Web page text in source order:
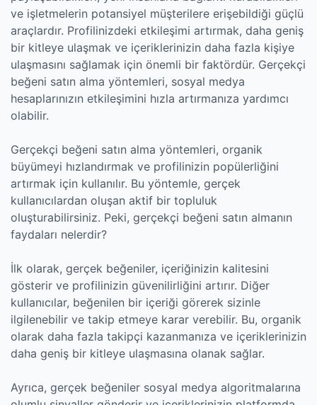
ve işletmelerin potansiyel müşterilere erişebildiği güçlü
araçlardır. Profilinizdeki etkileşimi artırmak, daha geniş
bir kitleye ulaşmak ve içeriklerinizin daha fazla kişiye
ulaşmasını sağlamak için önemli bir faktördür. Gerçekçi
beğeni satın alma yöntemleri, sosyal medya
hesaplarınızın etkileşimini hızla artırmanıza yardımcı
olabilir.
Gerçekçi beğeni satın alma yöntemleri, organik
büyümeyi hızlandırmak ve profilinizin popülerliğini
artırmak için kullanılır. Bu yöntemle, gerçek
kullanıcılardan oluşan aktif bir topluluk
oluşturabilirsiniz. Peki, gerçekçi beğeni satın almanın
faydaları nelerdir?
İlk olarak, gerçek beğeniler, içeriğinizin kalitesini
gösterir ve profilinizin güvenilirliğini artırır. Diğer
kullanıcılar, beğenilen bir içeriği görerek sizinle
ilgilenebilir ve takip etmeye karar verebilir. Bu, organik
olarak daha fazla takipçi kazanmanıza ve içeriklerinizin
daha geniş bir kitleye ulaşmasına olanak sağlar.
Ayrıca, gerçek beğeniler sosyal medya algoritmalarına